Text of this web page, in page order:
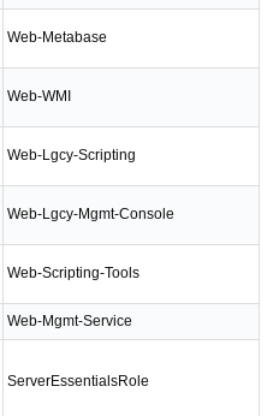
Web-Metabase
Web-WMI
Web-Lgcy-Scripting
Web-Lgcy-Mgmt-Console
Web-Scripting-Tools
Web-Mgmt-Service
ServerEssentialsRole